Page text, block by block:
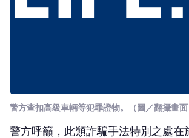
警方查扣高級車輛等犯罪證物。（圖／翻攝畫面
警方呼籲，此類詐騙手法特別之處在